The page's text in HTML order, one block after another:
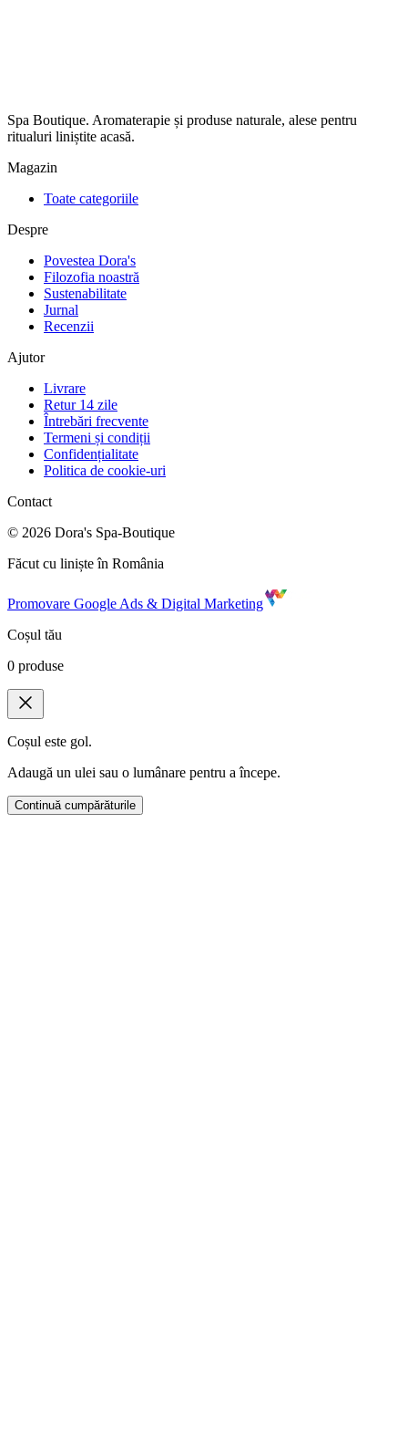
Spa Boutique. Aromaterapie și produse naturale, alese pentru
ritualuri liniștite acasă.
Magazin
Toate categoriile
Despre
Povestea Dora's
Filozofia noastră
Sustenabilitate
Jurnal
Recenzii
Ajutor
Livrare
Retur 14 zile
Întrebări frecvente
Termeni și condiții
Confidențialitate
Politica de cookie-uri
Contact
© 2026 Dora's Spa-Boutique
Făcut cu liniște în România
Promovare Google Ads & Digital Marketing
Coșul tău
0 produse
Coșul este gol.
Adaugă un ulei sau o lumânare pentru a începe.
Continuă cumpărăturile